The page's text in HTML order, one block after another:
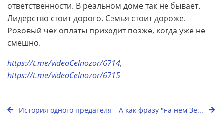
ответственности. В реальном доме так не бывает.
Лидерство стоит дорого. Семья стоит дороже.
Розовый чек оплаты приходит позже, когда уже не
смешно.
https://t.me/videoCelnozor/6714,
https://t.me/videoCelnozor/6715
История одного предателя А как фразу "на нём Зе...